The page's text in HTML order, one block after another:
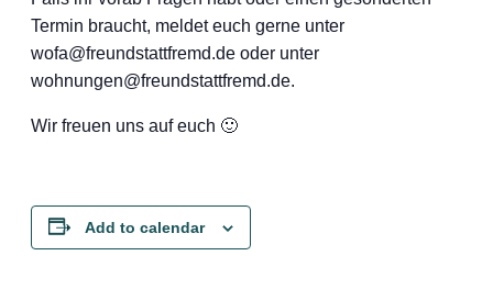
Termin braucht, meldet euch gerne unter
wofa@freundstattfremd.de oder unter
wohnungen@freundstattfremd.de.
Wir freuen uns auf euch 🙂
Add to calendar